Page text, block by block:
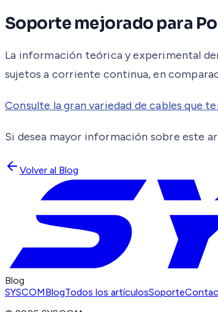
Soporte mejorado para
La información teórica y experimental
sujetos a corriente continua, en
Consulte la gran variedad de cables que
Si desea mayor información sobre este
Volver al Blog
Blog
SYSCOMBlogTodos los artículosSoporte